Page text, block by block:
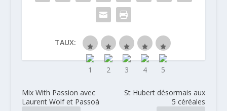
TAUX:
Mix With Passion avec
Laurent Wolf et Passoà
St Hubert désormais aux
5 céréales